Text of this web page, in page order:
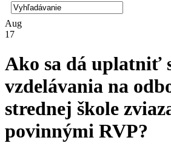
Aug
17
Ako sa dá uplatniť
vzdelávania na
strednej škole
povinnými RVP?